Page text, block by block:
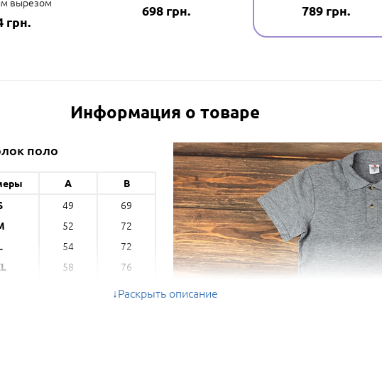
грн.
698 грн. 789 грн.
Информация о товаре
поло
A
B
49 69
52 72
54 72
58 76
78
Раскрыть описание